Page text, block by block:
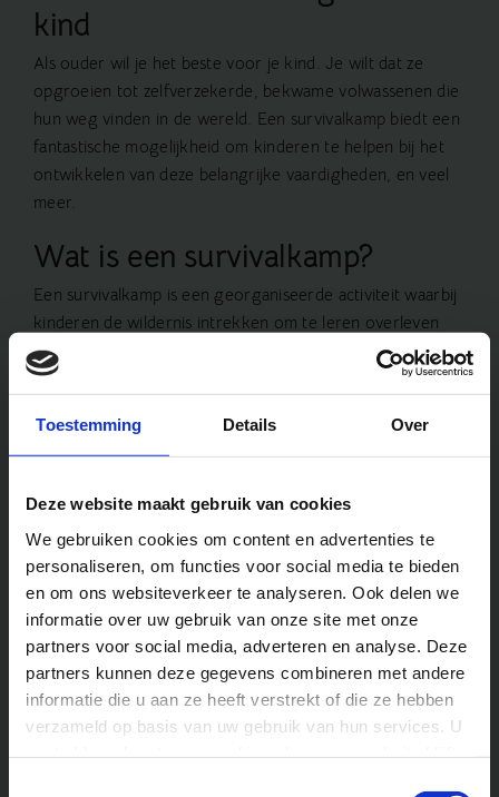
Toestemming Details Over
Deze website maakt gebruik van cookies
We gebruiken cookies om content en advertenties te
personaliseren, om functies voor social media te bieden
en om ons websiteverkeer te analyseren. Ook delen we
informatie over uw gebruik van onze site met onze
partners voor social media, adverteren en analyse. Deze
partners kunnen deze gegevens combineren met andere
informatie die u aan ze heeft verstrekt of die ze hebben
verzameld op basis van uw gebruik van hun services. U
kind
Als ouder wil je het beste voor je kind. Je wilt dat ze
opgroeien tot zelfverzekerde, bekwame volwassenen die
hun weg vinden in de wereld. Een survivalkamp biedt een
fantastische mogelijkheid om kinderen te helpen bij het
ontwikkelen van deze belangrijke vaardigheden, en veel
meer.
Wat is een survivalkamp?
Een survivalkamp is een georganiseerde activiteit waarbij
kinderen de wildernis intrekken om te leren overleven
met minimale middelen. Ze leren basisvaardigheden zoals
vuur maken, navigeren, eerstehulpverlening, en
activiteiten zoals tokkelen of kanoën.
Het verbeteren van
zelfvertrouwen
Waarom is zelfvertrouwen zo belangrijk voor kinderen?
Kinderen met zelfvertrouwen zijn eerder bereid om
nieuwe uitdagingen aan te gaan, relaties op te bouwen en
door te zetten wanneer het moeilijk wordt.
Survivalkampen kunnen kinderen helpen hun
comfortzones te verlaten, hun grenzen te verleggen en
trots te zijn op wat ze bereiken.